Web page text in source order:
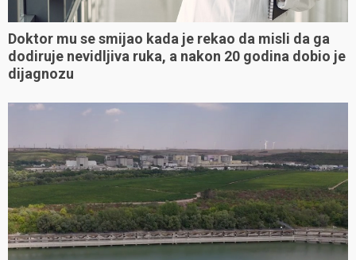
Doktor mu se smijao kada je rekao da misli da ga
dodiruje nevidljiva ruka, a nakon 20 godina dobio je
dijagnozu